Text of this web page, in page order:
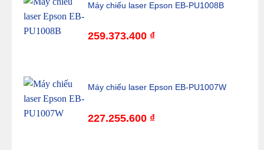
Máy chiếu laser Epson EB-PU1008B
259.373.400 ₫
Máy chiếu laser Epson EB-PU1007W
227.255.600 ₫